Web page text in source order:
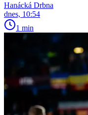
Hanácká Drbna
dnes, 10:54
1 min